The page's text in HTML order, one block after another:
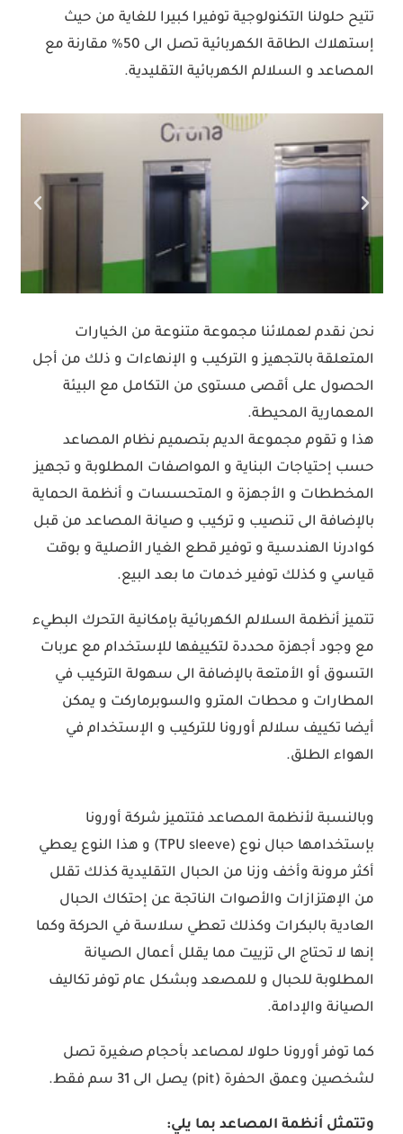
تتيح حلولنا التكنولوجية توفيرا كبيرا للغاية من حيث
إستهلاك الطاقة الكهربائية تصل الى 50% مقارنة مع
المصاعد و السلالم الكهربائية التقليدية.
نحن نقدم لعملائنا مجموعة متنوعة من الخيارات
المتعلقة بالتجهيز و التركيب و الإنهاءات و ذلك من أجل
الحصول على أقصى مستوى من التكامل مع البيئة
المعمارية المحيطة.
هذا و تقوم مجموعة الديم بتصميم نظام المصاعد
حسب إحتياجات البناية و المواصفات المطلوبة و تجهيز
المخططات و الأجهزة و المتحسسات و أنظمة الحماية
بالإضافة الى تنصيب و تركيب و صيانة المصاعد من قبل
كوادرنا الهندسية و توفير قطع الغيار الأصلية و بوقت
قياسي و كذلك توفير خدمات ما بعد البيع.
تتميز أنظمة السلالم الكهربائية بإمكانية التحرك البطيء
مع وجود أجهزة محددة لتكييفها للإستخدام مع عربات
التسوق أو الأمتعة بالإضافة الى سهولة التركيب في
المطارات و محطات المترو والسوبرماركت و يمكن
أيضا تكييف سلالم أورونا للتركيب و الإستخدام في
الهواء الطلق.
وبالنسبة لأنظمة المصاعد فتتميز شركة أورونا
بإستخدامها حبال نوع (TPU sleeve) و هذا النوع يعطي
أكثر مرونة وأخف وزنا من الحبال التقليدية كذلك تقلل
من الإهتزازات والأصوات الناتجة عن إحتكاك الحبال
العادية بالبكرات وكذلك تعطي سلاسة في الحركة وكما
إنها لا تحتاج الى تزييت مما يقلل أعمال الصيانة
المطلوبة للحبال و للمصعد وبشكل عام توفر تكاليف
الصيانة والإدامة.
كما توفر أورونا حلولا لمصاعد بأحجام صغيرة تصل
لشخصين وعمق الحفرة (pit) يصل الى 31 سم فقط.
وتتمثل أنظمة المصاعد بما يلي: